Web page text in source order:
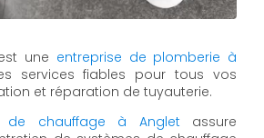
une entreprise de plomberie à
services fiables pour tous vos
et réparation de tuyauterie.
de chauffage à Angletassure